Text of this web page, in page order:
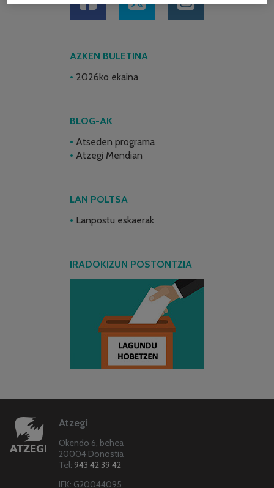
AZKEN BULETINA
2026ko ekaina
BLOG-AK
Atseden programa
Atzegi Mendian
LAN POLTSA
Lanpostu eskaerak
IRADOKIZUN POSTONTZIA
Atzegi
Okendo 6, behea
20004 Donostia
Tel: 943 42 39 42
IFK: G20044095